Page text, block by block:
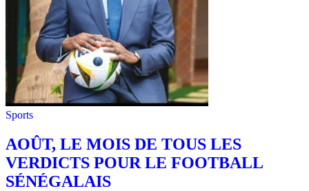
Sports
AOÛT, LE MOIS DE TOUS LES
VERDICTS POUR LE FOOTBALL
SÉNÉGALAIS